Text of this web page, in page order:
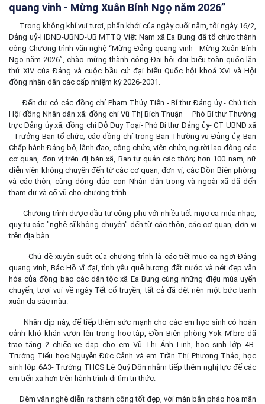
quang vinh - Mừng Xuân Bính Ngọ năm 2026”
Trong không khí vui tươi, phấn khởi của ngày cuối năm, tối ngày 16/2,
Đảng uỷ-HĐND-UBND-UB MTTQ Việt Nam xã Ea Bung đã tổ chức thành
công Chương trình văn nghệ “Mừng Đảng quang vinh - Mừng Xuân Bính
Ngọ năm 2026”, chào mừng thành công Đại hội đại biểu toàn quốc lần
thứ XIV của Đảng và cuộc bầu cử đại biểu Quốc hội khoá XVI và Hội
đồng nhân dân các cấp nhiệm kỳ 2026-2031.
Đến dự có các đồng chí Phạm Thủy Tiên - Bí thư Đảng ủy - Chủ tịch
Hội đồng Nhân dân xã; đồng chí Vũ Thị Bích Thuận – Phó Bí thư Thường
trực Đảng ủy xã; đồng chí Đỗ Duy Toại- Phó Bí thư Đảng ủy- CT UBND xã
- Trưởng Ban tổ chức; các đồng chí trong Ban Thường vụ Đảng ủy, Ban
Chấp hành Đảng bộ, lãnh đạo, công chức, viên chức, người lao động các
cơ quan, đơn vị trên đị bàn xã, Ban tự quản các thôn; hơn 100 nam, nữ
diễn viên không chuyên đến từ các cơ quan, đơn vị, các Đồn Biên phòng
và các thôn, cùng đông đảo con Nhân dân trong và ngoài xã đã đến
tham dự và cổ vũ cho chương trình
Chương trình được đầu tư công phu với nhiều tiết mục ca múa nhạc,
quy tụ các "nghệ sĩ không chuyên" đến từ các thôn, các cơ quan, đơn vị
trên địa bàn.
Chủ đề xuyên suốt của chương trình là các tiết mục ca ngợi Đảng
quang vinh, Bác Hồ vĩ đại, tình yêu quê hương đất nước và nét đẹp văn
hóa của đồng bào các dân tộc xã Ea Bung cùng những điệu múa uyển
chuyển, tươi vui về ngày Tết cổ truyền, tất cả đã dệt nên một bức tranh
xuân đa sắc màu.
Nhân dịp này, để tiếp thêm sức mạnh cho các em học sinh có hoàn
cảnh khó khăn vươn lên trong học tập, Đồn Biên phòng Yok M’bre đã
trao tặng 2 chiếc xe đạp cho em Vũ Thị Ánh Linh, học sinh lớp 4B-
Trường Tiểu học Nguyễn Đức Cảnh và em Trần Thị Phương Thảo, học
sinh lớp 6A3- Trường THCS Lê Quý Đôn nhằm tiếp thêm nghị lực để các
em tiến xa hơn trên hành trình đi tìm tri thức.
Đêm văn nghệ diễn ra thành công tốt đẹp, với màn bắn pháo hoa mãn